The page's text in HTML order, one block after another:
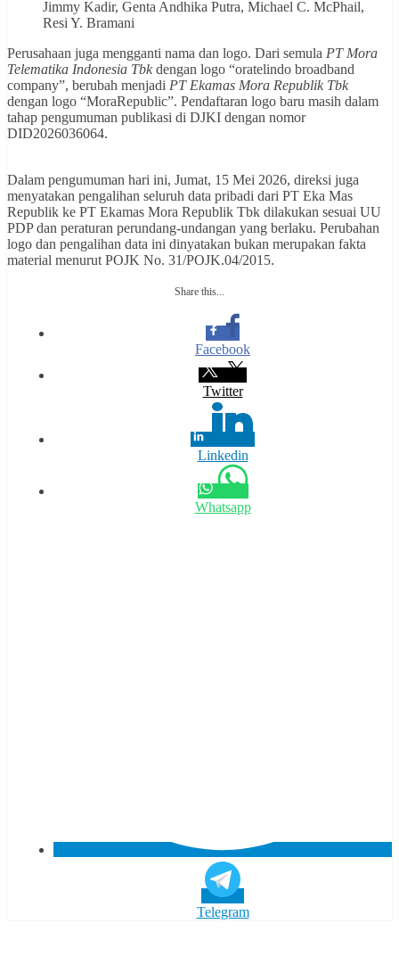
Jimmy Kadir, Genta Andhika Putra, Michael C. McPhail,
Resi Y. Bramani
Perusahaan juga mengganti nama dan logo. Dari semula PT Mora
Telematika Indonesia Tbk dengan logo “oratelindo broadband
company”, berubah menjadi PT Ekamas Mora Republik Tbk
dengan logo “MoraRepublic”. Pendaftaran logo baru masih dalam
tahap pengumuman publikasi di DJKI dengan nomor
DID2026036064.
Dalam pengumuman hari ini, Jumat, 15 Mei 2026, direksi juga
menyatakan pengalihan seluruh data pribadi dari PT Eka Mas
Republik ke PT Ekamas Mora Republik Tbk dilakukan sesuai UU
PDP dan peraturan perundang-undangan yang berlaku. Perubahan
logo dan pengalihan data ini dinyatakan bukan merupakan fakta
material menurut POJK No. 31/POJK.04/2015.
Share this...
Facebook
Twitter
Linkedin
Whatsapp
Telegram